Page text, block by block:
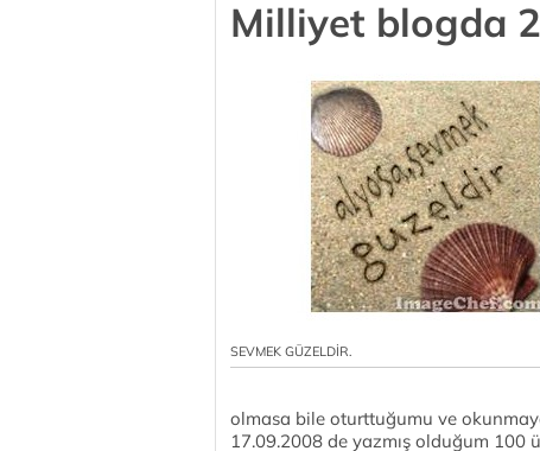
Milliyet blogda
SEVMEK GÜZELDİR.
olmasa bile oturttuğumu ve
17.09.2008 de yazmış olduğum 100